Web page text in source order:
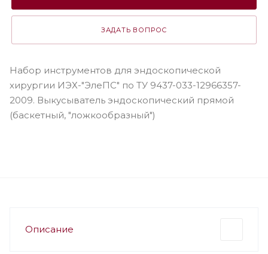
ЗАДАТЬ ВОПРОС
Набор инструментов для эндоскопической
хирургии ИЭХ-"ЭлеПС" по ТУ 9437-033-12966357-
2009. Выкусыватель эндоскопический прямой
(баскетный, "ложкообразный")
Описание